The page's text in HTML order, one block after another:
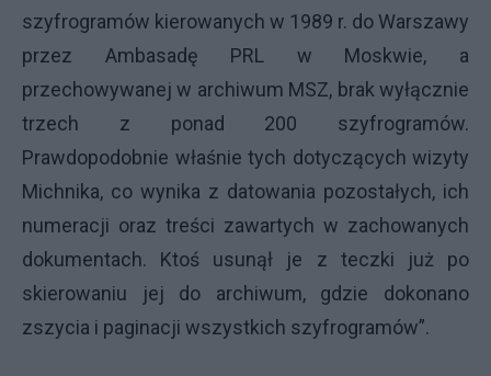
szyfrogramów kierowanych w 1989 r. do Warszawy
przez Ambasadę PRL w Moskwie, a
przechowywanej w archiwum MSZ, brak wyłącznie
trzech z ponad 200 szyfrogramów.
Prawdopodobnie właśnie tych dotyczących wizyty
Michnika, co wynika z datowania pozostałych, ich
numeracji oraz treści zawartych w zachowanych
dokumentach. Ktoś usunął je z teczki już po
skierowaniu jej do archiwum, gdzie dokonano
zszycia i paginacji wszystkich szyfrogramów”.